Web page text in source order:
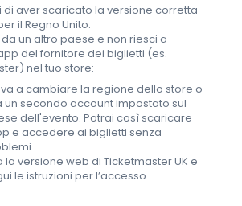
di aver scaricato la versione corretta
il Regno Unito.
un altro paese e non riesci a
del fornitore dei biglietti (es.
nel tuo store:
a cambiare la regione dello store o
un secondo account impostato sul
dell'evento. Potrai così scaricare
e accedere ai biglietti senza
la versione web di Ticketmaster UK e
le istruzioni per l’accesso.